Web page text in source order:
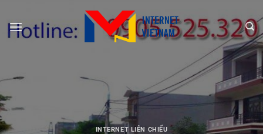
đến
nội
INTERNET LIÊN CHIỂU